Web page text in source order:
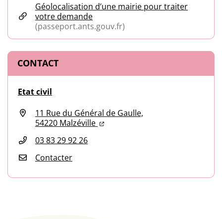
Géolocalisation d’une mairie pour traiter
votre demande
(passeport.ants.gouv.fr)
CONTACT
Etat civil
11 Rue du Général de Gaulle,
54220 Malzéville (ouverture dans un nouvel
(ouverture dans un nouvel
03 83 29 92 26
Contacter